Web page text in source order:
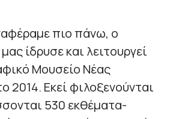
πιο πάνω, ο
ίδρυσε και λειτουργεί
Μουσείο Νέας
2014. Εκεί φιλοξενούνται
530 εκθέματα-